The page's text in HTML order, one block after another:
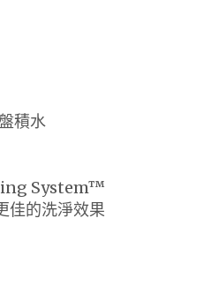
積水
System™
佳的洗淨效果